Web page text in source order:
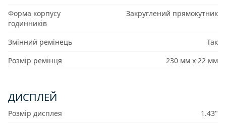
Форма корпусу
годинників
Закруглений прямокутник
Змінний ремінець
Так
Розмір ремінця
230 мм x 22 мм
ДИСПЛЕЙ
Розмір дисплея
1.43"